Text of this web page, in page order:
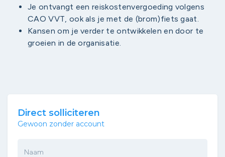
Je ontvangt een reiskostenvergoeding volgens
CAO VVT, ook als je met de (brom)fiets gaat.
Kansen om je verder te ontwikkelen en door te
groeien in de organisatie.
Direct solliciteren
Gewoon zonder account
Naam